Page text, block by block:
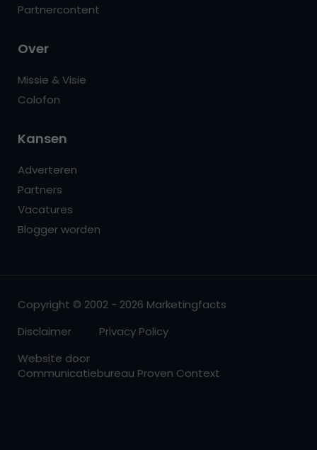
Partnercontent
Over
Missie & Visie
Colofon
Kansen
Adverteren
Partners
Vacatures
Blogger worden
Copyright © 2002 - 2026 Marketingfacts
Disclaimer
Privacy Policy
Website door
Communicatiebureau Proven Context